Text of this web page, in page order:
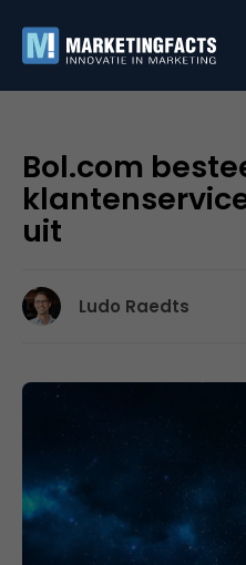
Bol.com
uit
Ludo Raedts